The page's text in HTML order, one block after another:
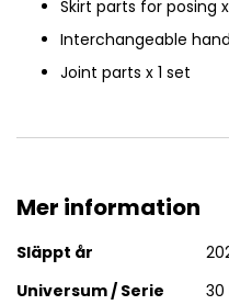
Skirt parts for posing x
Interchangeable
Joint parts x 1 set
Mer information
Mer
information
Släppt år
Universum / Serie
30